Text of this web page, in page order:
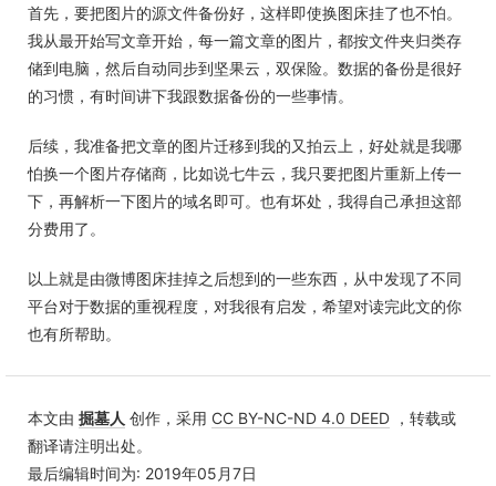
首先，要把图片的源文件备份好，这样即使换图床挂了也不怕。
我从最开始写文章开始，每一篇文章的图片，都按文件夹归类存
储到电脑，然后自动同步到坚果云，双保险。数据的备份是很好
的习惯，有时间讲下我跟数据备份的一些事情。
后续，我准备把文章的图片迁移到我的又拍云上，好处就是我哪
怕换一个图片存储商，比如说七牛云，我只要把图片重新上传一
下，再解析一下图片的域名即可。也有坏处，我得自己承担这部
分费用了。
以上就是由微博图床挂掉之后想到的一些东西，从中发现了不同
平台对于数据的重视程度，对我很有启发，希望对读完此文的你
也有所帮助。
本文由 掘墓人 创作，采用 CC BY-NC-ND 4.0 DEED ，转载或
翻译请注明出处。
最后编辑时间为: 2019年05月7日